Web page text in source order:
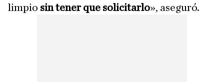
limpio sin tener que solicitarlo», aseguró.